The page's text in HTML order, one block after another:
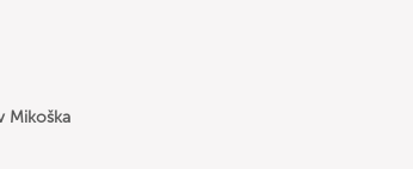
Mikoška